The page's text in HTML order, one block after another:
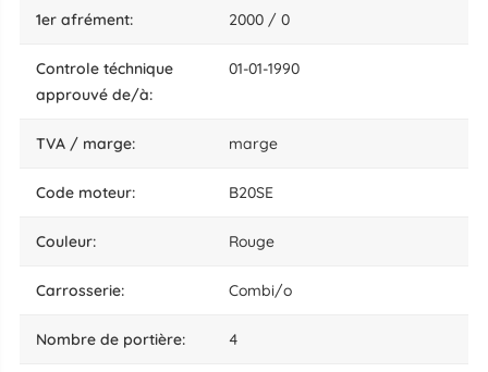
1er afrément: 2000 / 0
Controle téchnique
approuvé de/à:
01-01-1990
TVA / marge: marge
code moteur: B20SE
couleur: Rouge
carrosserie: Combi/o
nombre de portière: 4